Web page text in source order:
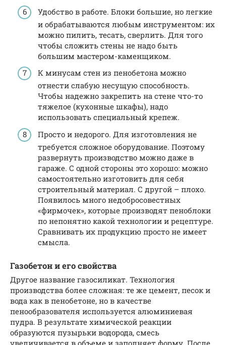
Удобство в работе. Блоки большие, но легкие
и обрабатываются любым инструментом: их
можно пилить, тесать, сверлить. Для того
чтобы сложить стены не надо быть
большим мастером-каменщиком.
К минусам стен из пенобетона можно
отнести слабую несущую способность.
Чтобы надежно закрепить на стене что-то
тяжелое (кухонные шкафы), надо
использовать специальный крепеж.
Просто и недорого. Для изготовления не
требуется сложное оборудование. Поэтому
развернуть производство можно даже в
гараже. С одной стороны это хорошо: можно
самостоятельно изготовить для себя
строительный материал. С другой – плохо.
Появилось много недобросовестных
«фирмочек», которые производят пеноблоки
по непонятно какой технологии и рецептуре.
Сравнивать их продукцию просто не имеет
смысла.
Газобетон и его свойства
Другое название газосиликат. Технология
производства более сложная: те же цемент, песок и
вода как в пенобетоне, но в качестве
пенообразователя используется алюминиевая
пудра. В результате химической реакции
образуются пузырьки водорода, смесь
увеличивается в объеме и заполняет форму. После